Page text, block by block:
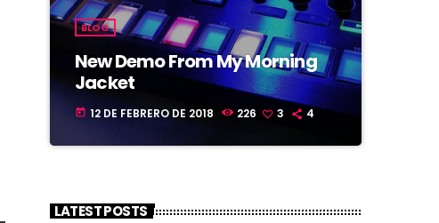
BLOG
New Demo From My Morning
Jacket
today 12 DE FEBRERO DE 2018 226 3 4
LATEST POSTS